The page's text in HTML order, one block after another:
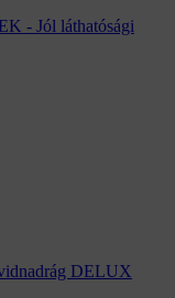
- Jól láthatósági
DELUX